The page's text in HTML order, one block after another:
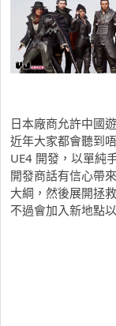
日本廠商允許中國
近年大家都會聽到
UE4 開發，以單純
開發商話有信心帶
大綱，然後展開拯
不過會加入新地點